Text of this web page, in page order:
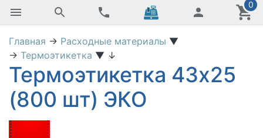
0
Главная → Расходные материалы ▼
→ Термоэтикетка ▼ ↓
Термоэтикетка 43x25
(800 шт) ЭКО